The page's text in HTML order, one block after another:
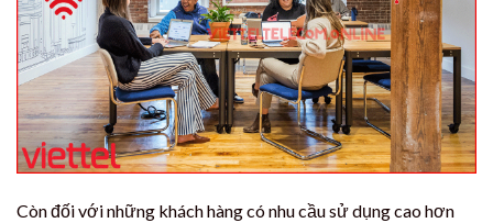
Còn đối với những khách hàng có nhu cầu sử dụng cao hơn